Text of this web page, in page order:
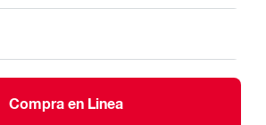
Compra en Linea